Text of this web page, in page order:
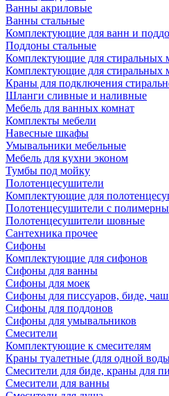
Ванны акриловые
Ванны стальные
Комплектующие для ванн и
Поддоны стальные
Комплектующие для стиральных
Комплектующие для стиральных
Краны для подключения
Шланги сливные и наливные
Мебель для ванных комнат
Комплекты мебели
Навесные шкафы
Умывальники мебельные
Мебель для кухни эконом
Тумбы под мойку
Полотенцесушители
Комплектующие для
Полотенцесушители с
Полотенцесушители шовные
Сантехника прочее
Сифоны
Комплектующие для сифонов
Сифоны для ванны
Сифоны для моек
Сифоны для писсуаров, биде, чаш
Сифоны для поддонов
Сифоны для умывальников
Смесители
Комплектующие к смесителям
Краны туалетные (для одной
Смесители для биде, краны для
Смесители для ванны